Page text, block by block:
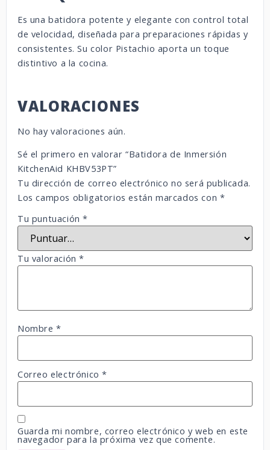
Es una batidora potente y elegante con control total
de velocidad, diseñada para preparaciones rápidas y
consistentes. Su color Pistachio aporta un toque
distintivo a la cocina.
VALORACIONES
No hay valoraciones aún.
Sé el primero en valorar “Batidora de Inmersión
KitchenAid KHBV53PT”
Tu dirección de correo electrónico no será publicada.
Los campos obligatorios están marcados con *
Tu puntuación*
Tu valoración*
Nombre*
Correo electrónico*
Guarda mi nombre, correo electrónico y web en este
navegador para la próxima vez que comente.